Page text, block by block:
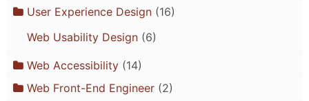
User Experience Design(16)
Web Usability Design(6)
Web Accessibility(14)
Web Front-End Engineer(2)